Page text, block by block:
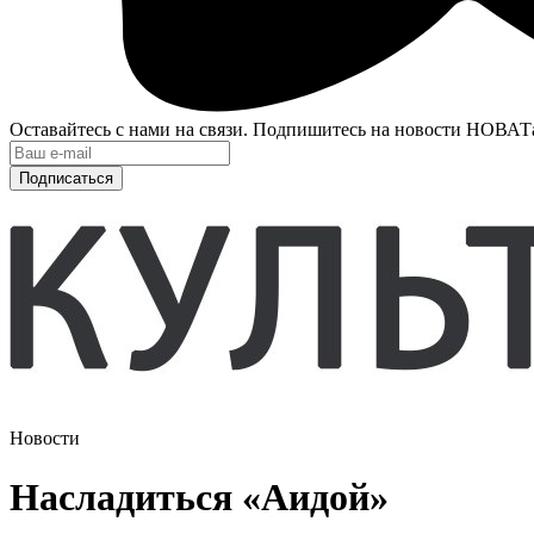
Оставайтесь с нами на связи. Подпишитесь на новости
Подписаться
Новости
Насладиться «Аидой»